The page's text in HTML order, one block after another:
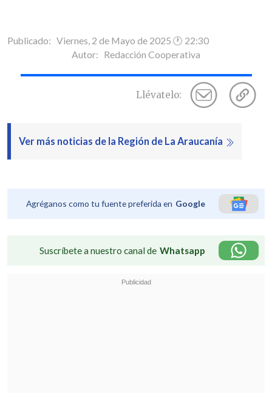
Publicado: Viernes, 2 de Mayo de 2025 🕐 22:30
Autor: Redacción Cooperativa
Llévatelo:
Ver más noticias de la Región de La Araucanía
Agréganos como tu fuente preferida en Google
Suscríbete a nuestro canal de Whatsapp